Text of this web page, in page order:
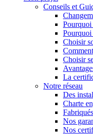
Conseils et
Pourquoi
Pourquoi
Choisir
Choisir
La
Notre réseau
Des
Charte
Nos
Nos